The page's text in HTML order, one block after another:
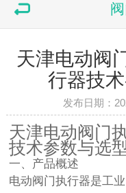
天津电动阀
行器技
发布日期：
天津电动阀门
技术参数与选
一、产品概述
电动阀门执行器是工